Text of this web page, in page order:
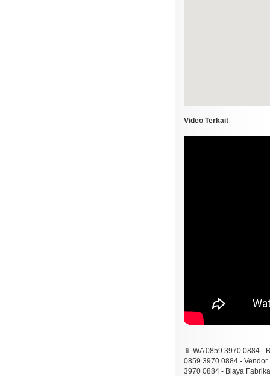
Video Terkait
📱 WA 0859 3970 0884 -
0859 3970 0884 -
3970 0884 - Biaya